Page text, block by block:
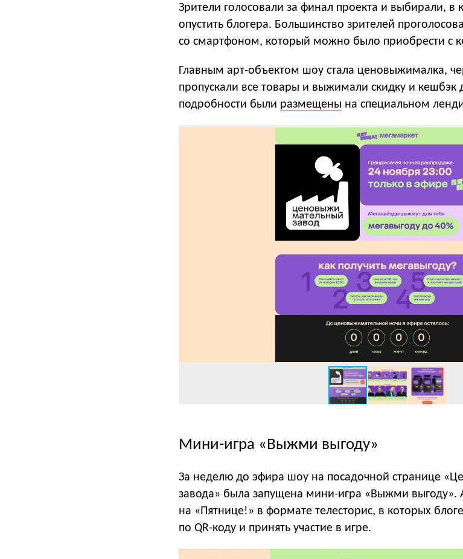
Зрители голосовали за финал проекта и выбирали, в
опустить блогера. Большинство зрителей
со смартфоном, который можно было приобрести с
Главным арт-объектом шоу стала ценовыжималка,
пропускали все товары и выжимали скидку и кешбэк
подробности были размещены на специальном
Мини-игра «Выжми выгоду»
За неделю до эфира шоу на посадочной странице
завода» была запущена мини-игра «Выжми выгоду».
на «Пятнице!» в формате телесторис, в которых
по QR-коду и принять участие в игре.